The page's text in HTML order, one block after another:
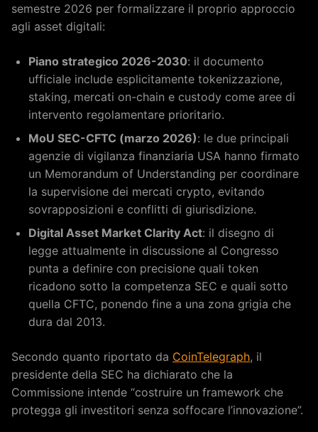
semestre 2026 per formalizzare il proprio approccio
agli asset digitali:
Piano strategico 2026-2030: il documento
ufficiale include esplicitamente tokenizzazione,
staking, mercati on-chain e custody come aree di
intervento regolamentare prioritario.
MoU SEC-CFTC (marzo 2026): le due principali
agenzie di vigilanza finanziaria USA hanno firmato
un Memorandum of Understanding per coordinare
la supervisione dei mercati crypto, evitando
sovrapposizioni e conflitti di giurisdizione.
Digital Asset Market Clarity Act: il disegno di
legge attualmente in discussione al Congresso
punta a definire con precisione quali token
ricadono sotto la competenza SEC e quali sotto
quella CFTC, ponendo fine a una zona grigia che
dura dal 2013.
Secondo quanto riportato da CoinTelegraph, il
presidente della SEC ha dichiarato che la
Commissione intende “costruire un framework che
protegga gli investitori senza soffocare l’innovazione”.